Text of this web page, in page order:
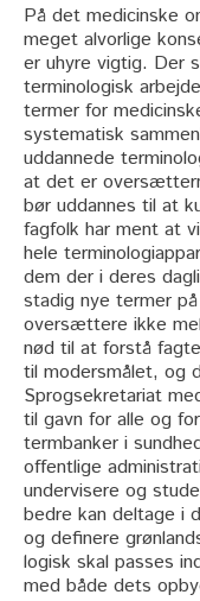
På det medicinske
meget alvorlige
er uhyre vigtig. Der
terminologisk
termer for
systematisk
uddannede
at det er
bør uddannes til at
fagfolk har ment at
hele
dem der i deres
stadig nye termer
oversættere ikke
nød til at forstå
til modersmålet, og
Sprogsekretariat
til gavn for alle og
termbanker i
offentlige
undervisere og
bedre kan deltage i
og definere
logisk skal passes
med både dets